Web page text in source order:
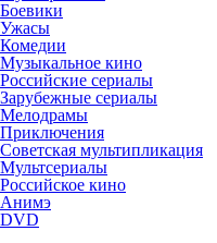
Боевики
Ужасы
Комедии
Музыкальное кино
Российские сериалы
Зарубежные сериалы
Мелодрамы
Приключения
Советская мультипликация
Мультсериалы
Российское кино
Анимэ
DVD